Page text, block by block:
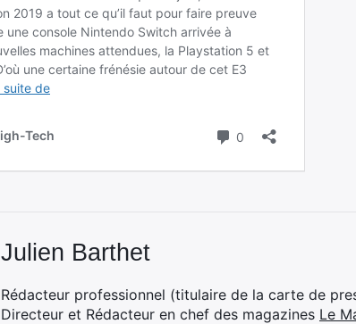
Julien Barthet
Rédacteur professionnel (titulaire de la carte de
Directeur et Rédacteur en chef des magazines Le